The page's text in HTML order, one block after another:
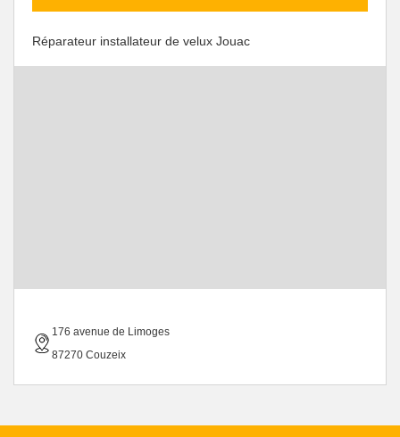
Réparateur installateur de velux Jouac
176 avenue de Limoges
87270 Couzeix